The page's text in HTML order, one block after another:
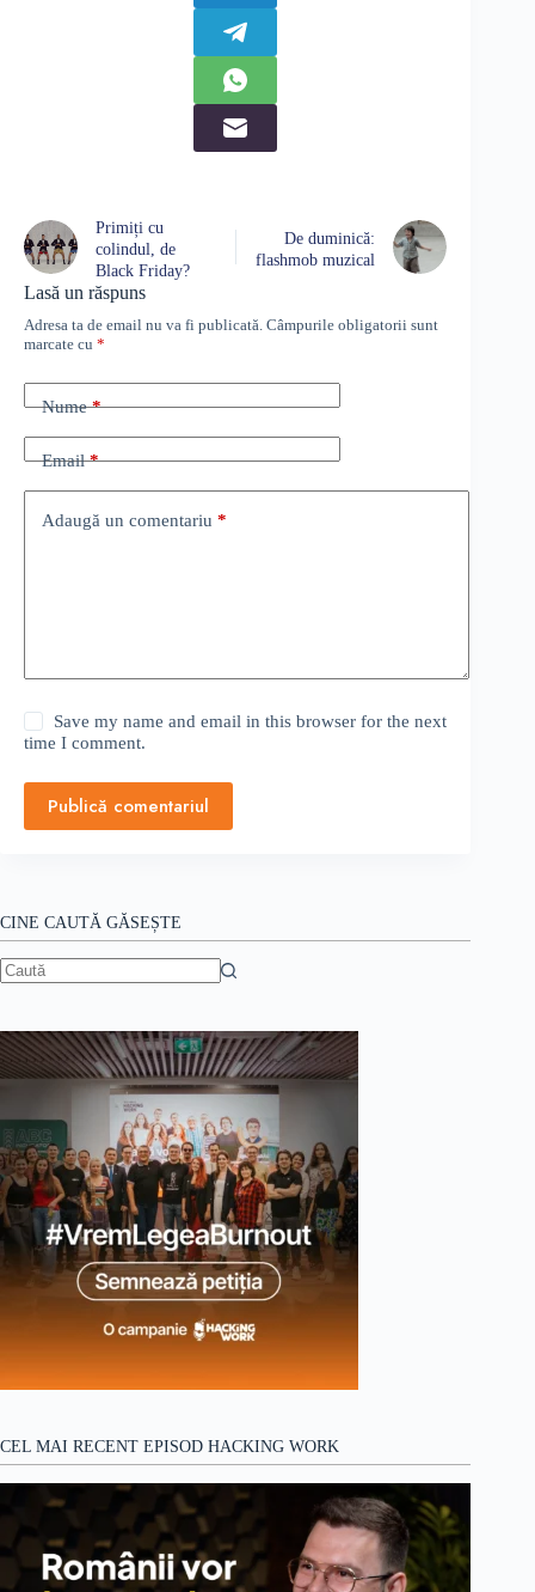
Primiți cu
colindul, de
Black Friday?
De duminică:
flashmob muzical
Lasă un răspuns
Adresa ta de email nu va fi publicată. Câmpurile obligatorii sunt
marcate cu *
Nume*
Email*
Adaugă un comentariu *
Save my name and email in this browser for the next
time I comment.
Publică comentariul
CINE CAUTĂ GĂSEȘTE
CEL MAI RECENT EPISOD HACKING WORK